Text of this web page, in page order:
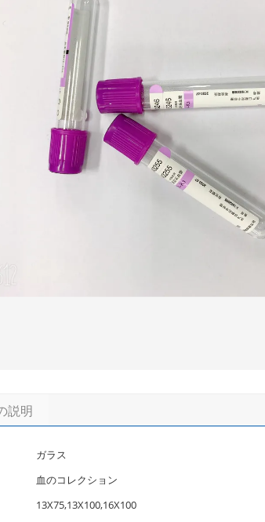
説明
ガラス
血のコレクション
13X75,13X100,16X100